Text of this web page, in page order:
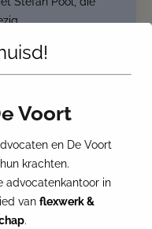
Voort
en De Voort
krachten.
advocatenkantoor in
van flexwerk &
.